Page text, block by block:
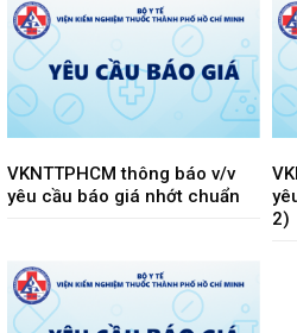
VKNTTPHCM thông báo v/v
yêu cầu báo giá nhớt chuẩn
2)